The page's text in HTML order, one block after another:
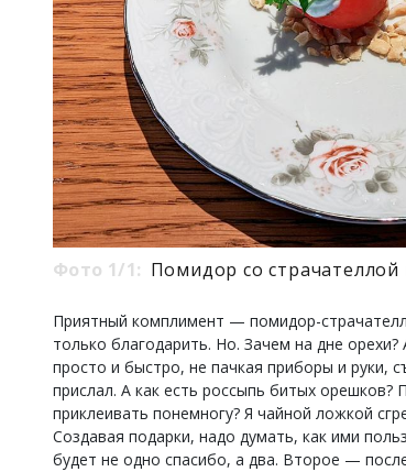
Фото 1/1: Помидор со страчателлой
Приятный комплимент — помидор-
только благодарить. Но. Зачем на дне
просто и быстро, не пачкая приборы и руки,
прислал. А как есть россыпь битых
приклеивать понемногу? Я чайной ложкой
Создавая подарки, надо думать, как ими
будет не одно спасибо, а два. Второе —